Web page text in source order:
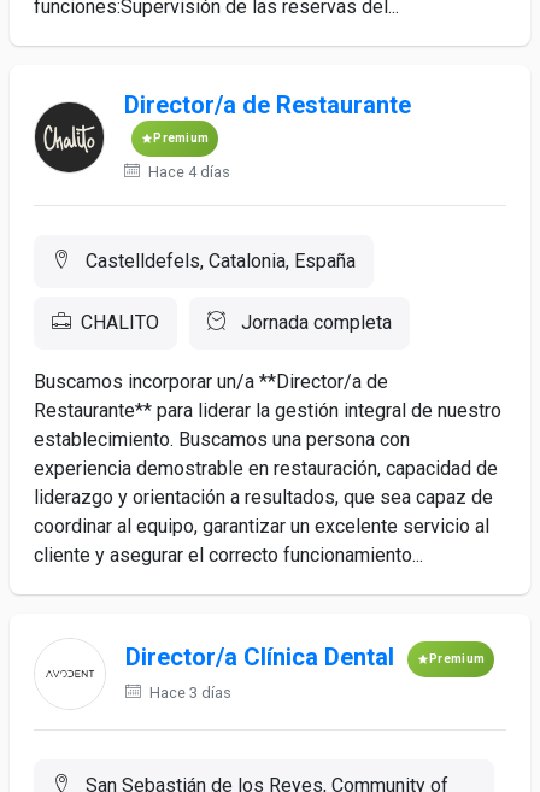
funciones:Supervisión de las reservas del...
Director/a de Restaurante
Premium
Hace 4 días
Castelldefels, Catalonia, España
CHALITO Jornada completa
Buscamos incorporar un/a **Director/a de
Restaurante** para liderar la gestión integral de nuestro
establecimiento. Buscamos una persona con
experiencia demostrable en restauración, capacidad de
liderazgo y orientación a resultados, que sea capaz de
coordinar al equipo, garantizar un excelente servicio al
cliente y asegurar el correcto funcionamiento...
Director/a Clínica Dental Premium
Hace 3 días
San Sebastián de los Reyes, Community of